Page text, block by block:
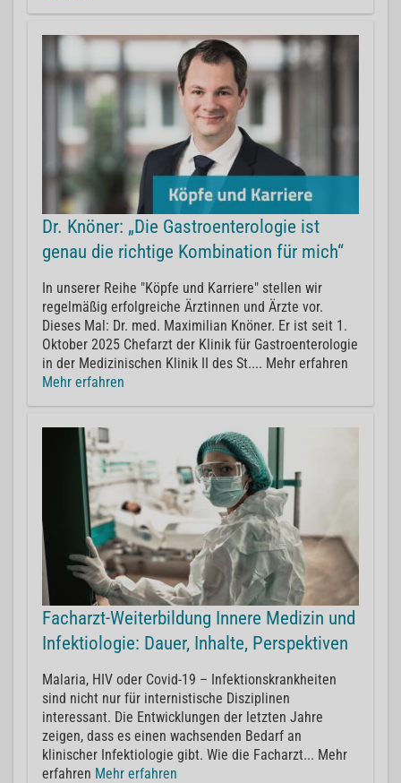
Dr. Knöner: „Die Gastroenterologie ist
genau die richtige Kombination für mich“
In unserer Reihe "Köpfe und Karriere" stellen wir
regelmäßig erfolgreiche Ärztinnen und Ärzte vor.
Dieses Mal: Dr. med. Maximilian Knöner. Er ist seit 1.
Oktober 2025 Chefarzt der Klinik für Gastroenterologie
in der Medizinischen Klinik II des St.... Mehr erfahren
Mehr erfahren
Facharzt-Weiterbildung Innere Medizin und
Infektiologie: Dauer, Inhalte, Perspektiven
Malaria, HIV oder Covid-19 – Infektionskrankheiten
sind nicht nur für internistische Disziplinen
interessant. Die Entwicklungen der letzten Jahre
zeigen, dass es einen wachsenden Bedarf an
klinischer Infektiologie gibt. Wie die Facharzt... Mehr
erfahren Mehr erfahren